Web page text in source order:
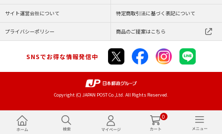
0
サイト運営会社について 特定商取引法に基づく表記について
プライバシーポリシー 商品のご提案はこちら
SNSでお得な情報発信中
Copyright (C) JAPAN POST Co.,Ltd. All Rights Reserved.